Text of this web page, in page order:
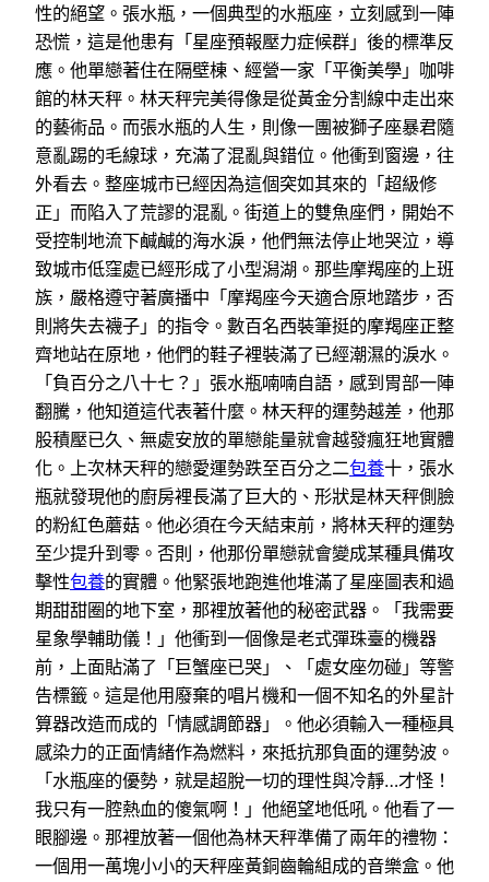
性的絕望。張水瓶，一個典型的水瓶座，立刻感到一陣
恐慌，這是他患有「星座預報壓力症候群」後的標準反
應。他單戀著住在隔壁棟、經營一家「平衡美學」咖啡
館的林天秤。林天秤完美得像是從黃金分割線中走出來
的藝術品。而張水瓶的人生，則像一團被獅子座暴君隨
意亂踢的毛線球，充滿了混亂與錯位。他衝到窗邊，往
外看去。整座城市已經因為這個突如其來的「超級修
正」而陷入了荒謬的混亂。街道上的雙魚座們，開始不
受控制地流下鹹鹹的海水淚，他們無法停止地哭泣，導
致城市低窪處已經形成了小型潟湖。那些摩羯座的上班
族，嚴格遵守著廣播中「摩羯座今天適合原地踏步，否
則將失去襪子」的指令。數百名西裝筆挺的摩羯座正整
齊地站在原地，他們的鞋子裡裝滿了已經潮濕的淚水。
「負百分之八十七？」張水瓶喃喃自語，感到胃部一陣
翻騰，他知道這代表著什麼。林天秤的運勢越差，他那
股積壓已久、無處安放的單戀能量就會越發瘋狂地實體
化。上次林天秤的戀愛運勢跌至百分之二包養十，張水
瓶就發現他的廚房裡長滿了巨大的、形狀是林天秤側臉
的粉紅色蘑菇。他必須在今天結束前，將林天秤的運勢
至少提升到零。否則，他那份單戀就會變成某種具備攻
擊性包養的實體。他緊張地跑進他堆滿了星座圖表和過
期甜甜圈的地下室，那裡放著他的秘密武器。「我需要
星象學輔助儀！」他衝到一個像是老式彈珠臺的機器
前，上面貼滿了「巨蟹座已哭」、「處女座勿碰」等警
告標籤。這是他用廢棄的唱片機和一個不知名的外星計
算器改造而成的「情感調節器」。他必須輸入一種極具
感染力的正面情緒作為燃料，來抵抗那負面的運勢波。
「水瓶座的優勢，就是超脫一切的理性與冷靜…才怪！
我只有一腔熱血的傻氣啊！」他絕望地低吼。他看了一
眼腳邊。那裡放著一個他為林天秤準備了兩年的禮物：
一個用一萬塊小小的天秤座黃銅齒輪組成的音樂盒。他